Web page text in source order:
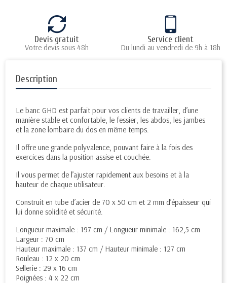
Devis gratuit
Votre devis sous 48h
Service client
Du lundi au vendredi de 9h à 18h
Description
Le banc GHD est parfait pour vos clients de travailler, d’une
manière stable et confortable, le fessier, les abdos, les jambes
et la zone lombaire du dos en même temps.
Il offre une grande polyvalence, pouvant faire à la fois des
exercices dans la position assise et couchée.
Il vous permet de l’ajuster rapidement aux besoins et à la
hauteur de chaque utilisateur.
Construit en tube d’acier de 70 x 50 cm et 2 mm d’épaisseur qui
lui donne solidité et sécurité.
Longueur maximale : 197 cm / Longueur minimale : 162,5 cm
Largeur : 70 cm
Hauteur maximale : 137 cm / Hauteur minimale : 127 cm
Rouleau : 12 x 20 cm
Sellerie : 29 x 16 cm
Poignées : 4 x 22 cm